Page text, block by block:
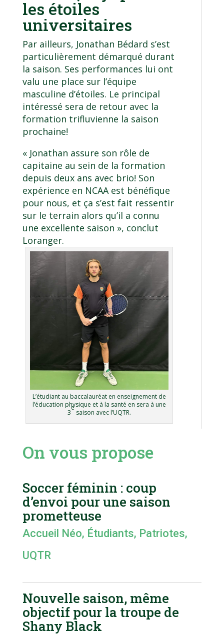
les étoiles
universitaires
Par ailleurs, Jonathan Bédard s’est
particulièrement démarqué durant
la saison. Ses performances lui ont
valu une place sur l’équipe
masculine d’étoiles. Le principal
intéressé sera de retour avec la
formation trifluvienne la saison
prochaine!
« Jonathan assure son rôle de
capitaine au sein de la formation
depuis deux ans avec brio! Son
expérience en NCAA est bénéfique
pour nous, et ça s’est fait ressentir
sur le terrain alors qu’il a connu
une excellente saison », conclut
Loranger.
L’étudiant au baccalauréat en enseignement de
l’éducation physique et à la santé en sera à une
3
e
saison avec l’UQTR.
On vous propose
Soccer féminin : coup
d’envoi pour une saison
prometteuse
Accueil Néo, Étudiants, Patriotes,
UQTR
Nouvelle saison, même
objectif pour la troupe de
Shany Black